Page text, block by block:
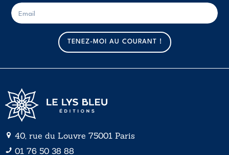
m
a
i
l
E
-
m
TENEZ-MOI AU COURANT !
40, rue du Louvre 75001 Paris
01 76 50 38 88